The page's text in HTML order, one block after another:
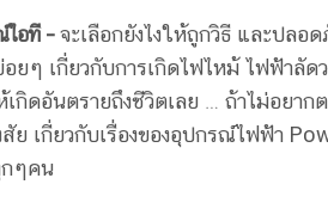
ไอที –จะเลือกยังไงให้ถูกวิธี และปลอด
อยๆ เกี่ยวกับการเกิดไฟไหม้ ไฟฟ้าลั
กิดอันตรายถึงชีวิตเลย … ถ้าไม่อยาก
เกี่ยวกับเรื่องของอุปกรณ์ไฟฟ้า
กๆคน